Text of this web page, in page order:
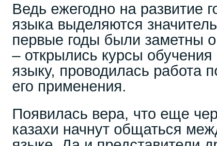
Ведь ежегодно на развитие
языка выделяются
первые годы были заметны
– открылись курсы обучения
языку, проводилась
его применения.
Появилась вера, что еще
казахи начнут общаться